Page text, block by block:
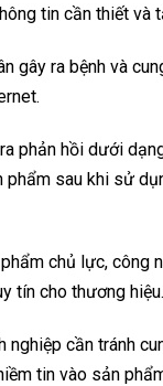
tin cần thiết
gây ra bệnh và
phản hồi dưới
sau khi sử
chủ lực, công
tín cho thương hiệu.
nghiệp cần tránh
tin vào sản